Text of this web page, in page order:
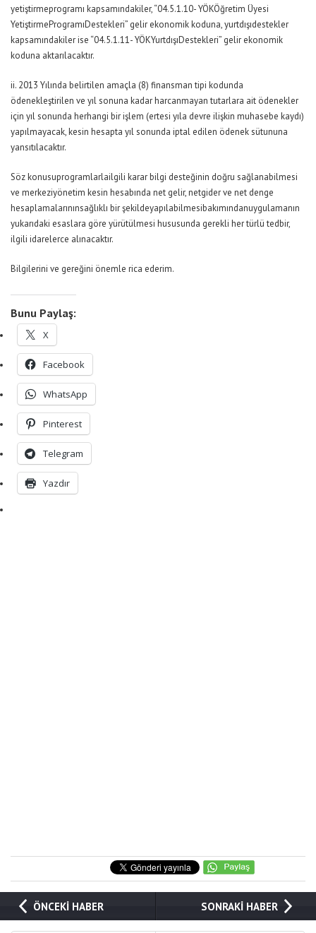
yetiştirmeprogramı kapsamındakiler, “04.5.1.10- YÖKÖğretim Üyesi
YetiştirmeProgramıDestekleri” gelir ekonomik koduna, yurtdışıdestekler
kapsamındakiler ise “04.5.1.11- YÖKYurtdışıDestekleri” gelir ekonomik
koduna aktarılacaktır.
ii. 2013 Yılında belirtilen amaçla (8) finansman tipi kodunda
ödenekleştirilen ve yıl sonuna kadar harcanmayan tutarlara ait ödenekler
için yıl sonunda herhangi bir işlem (ertesi yıla devre ilişkin muhasebe kaydı)
yapılmayacak, kesin hesapta yıl sonunda iptal edilen ödenek sütununa
yansıtılacaktır.
Söz konusuprogramlarlailgili karar bilgi desteğinin doğru sağlanabilmesi
ve merkeziyönetim kesin hesabında net gelir, netgider ve net denge
hesaplamalarınınsağlıklı bir şekildeyapılabilmesibakımındanuygulamanın
yukarıdaki esaslara göre yürütülmesi hususunda gerekli her türlü tedbir,
ilgili idarelerce alınacaktır.
Bilgilerini ve gereğini önemle rica ederim.
Bunu Paylaş:
X
Facebook
WhatsApp
Pinterest
Telegram
Yazdır
ÖNCEKİ HABER SONRAKİ HABER